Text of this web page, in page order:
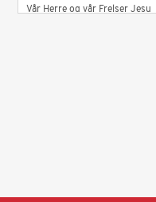
Vår Herre og vår Frelser Jesu